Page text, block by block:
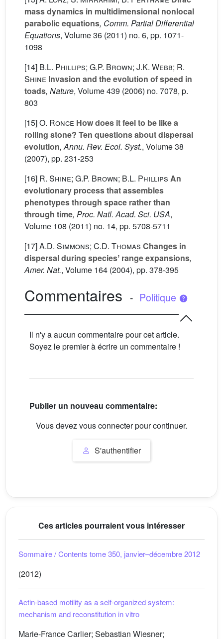
mass dynamics in multidimensional nonlocal
parabolic equations, Comm. Partial Differential
Equations, Volume 36 (2011) no. 6, pp. 1071-
1098
[14] B.L. Phillips; G.P. Brown; J.K. Webb; R.
Shine Invasion and the evolution of speed in
toads, Nature, Volume 439 (2006) no. 7078, p.
803
[15]O. Ronce How does it feel to be like a
rolling stone? Ten questions about dispersal
evolution, Annu. Rev. Ecol. Syst., Volume 38
(2007), pp. 231-253
[16] R. Shine; G.P. Brown; B.L. Phillips An
evolutionary process that assembles
phenotypes through space rather than
through time, Proc. Natl. Acad. Sci. USA,
Volume 108 (2011) no. 14, pp. 5708-5711
[17]A.D. Simmons; C.D. Thomas Changes in
dispersal during speciesʼ range expansions,
Amer. Nat., Volume 164 (2004), pp. 378-395
Commentaires - Politique
Il n'y a aucun commentaire pour cet article.
Soyez le premier à écrire un commentaire !
Publier un nouveau commentaire:
Vous devez vous connecter pour continuer.
S'authentifier
Ces articles pourraient vous intéresser
Sommaire / Contents tome 350, janvier–décembre 2012
(2012)
Actin-based motility as a self-organized system:
mechanism and reconstitution in vitro
Marie-France Carlier; Sebastian Wiesner;